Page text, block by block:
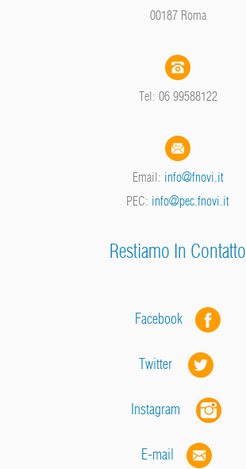
00187 Roma
Tel: 06 99588122
Email: info@fnovi.it
PEC: info@pec.fnovi.it
Restiamo In Contatto
Facebook
Twitter
Instagram
E-mail